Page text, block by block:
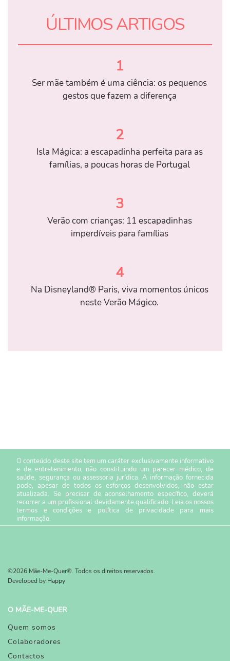
ÚLTIMOS ARTIGOS
1
Ser mãe também é uma ciência: os pequenos
gestos que fazem a diferença
2
Isla Mágica: a escapadinha perfeita para as
famílias, a poucas horas de Portugal
3
Verão com crianças: 11 escapadinhas
imperdíveis para famílias
4
Na Disneyland® Paris, viva momentos únicos
neste Verão Mágico.
O conteúdo deste site tem um caráter exclusivamente informativo
e de entretenimento, não constituindo um parecer médico, de
saúde, segurança ou assessoria jurídica. A informação fornecida
pode, apesar de todos os esforços desenvolvidos, não estar
atualizada. Se precisar de aconselhamento específico, deverá
recorrer a um profissional devidamente qualificado. Leia os nossos
termos e condiçõese política de privacidade para mais
informação.
©2026 Mãe-Me-Quer®. Todos os direitos reservados.
Developed by Happy
O MÃE-ME-QUER
Quem somos
Colaboradores
Contactos